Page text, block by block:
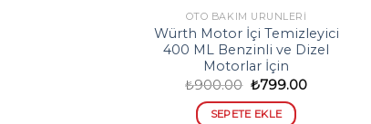
OTO BAKIM ÜRÜNLERI
Würth Motor İçi Temizleyici
400 ML Benzinli ve Dizel
Motorlar İçin
₺900.00 Orijinal
₺900.00.
₺799.00Şu
SEPETE EKLE